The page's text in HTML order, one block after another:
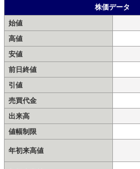
株価データ
始値
高値
安値
前日終値
引値
売買代金
出来高
値幅制限
年初来高値